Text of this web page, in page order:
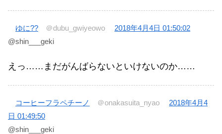
ゆに?? ＠dubu_gwiyeowo
2018年4月4日 01:50:02
@shin___geki
えっ……まだがんばらないといけないのか……
コーヒーフラペチーノ ＠onakasuita_nyao
2018年4月4
日 01:49:50
@shin___geki